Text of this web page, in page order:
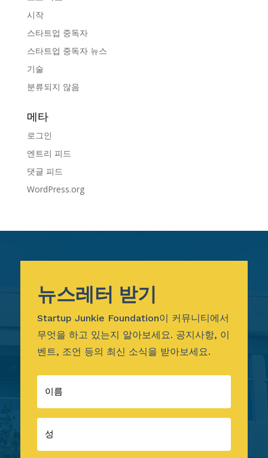
시작
스타트업 중독자
스타트업 중독자 뉴스
기술
분류되지 않음
메타
로그인
엔트리 피드
댓글 피드
WordPress.org
뉴스레터 받기
Startup Junkie Foundation이 커뮤니티에서
무엇을 하고 있는지 알아보세요. 공지사항, 이
벤트, 조언 등의 최신 소식을 받아보세요.